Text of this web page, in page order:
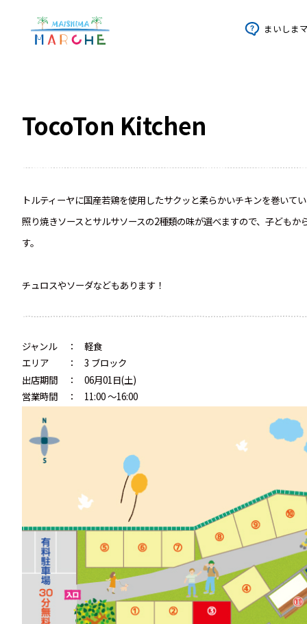
まいしま
TocoTon Kitchen
トルティーヤに国産若鶏を使用したサクッと柔らかいチキンを巻いて
照り焼きソースとサルサソースの2種類の味が選べますので、子どもか
す。
チュロスやソーダなどもあります！
ジャンル ：
軽食
エリア
：
3 ブロック
出店期間
：
06月01日(土)
営業時間
： 11:00 ～16:00